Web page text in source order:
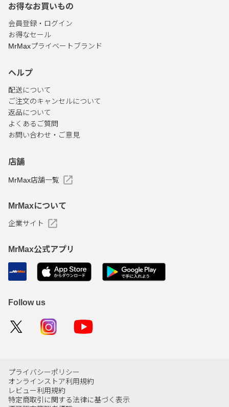
お得なお買いもの
会員登録・ログイン
お得なセール
MrMaxプライベートブランド
ヘルプ
配送について
ご注文のキャンセルについて
返品について
よくあるご質問
お問い合わせ・ご意見
店舗
MrMax店舗一覧
MrMaxについて
企業サイト
MrMax公式アプリ
Follow us
プライバシーポリシー
オンラインストア利用規約
レビュー利用規約
特定商取引に関する法律に基づく表示